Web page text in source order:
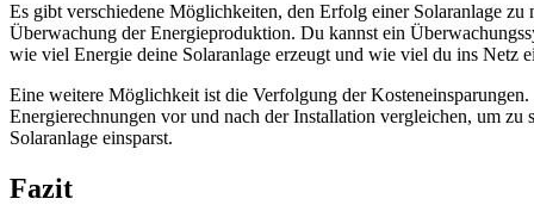
Es gibt verschiedene Möglichkeiten, den Erfolg einer Solaranlage
Überwachung der Energieproduktion. Du kannst ein
wie viel Energie deine Solaranlage erzeugt und wie viel du ins Netz
Eine weitere Möglichkeit ist die Verfolgung der
Energierechnungen vor und nach der Installation vergleichen, um zu
Solaranlage einsparst.
Fazit